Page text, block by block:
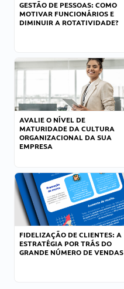
GESTÃO DE PESSOAS: COMO
MOTIVAR FUNCIONÁRIOS E
DIMINUIR A ROTATIVIDADE?
AVALIE O NÍVEL DE
MATURIDADE DA CULTURA
ORGANIZACIONAL DA SUA
EMPRESA
FIDELIZAÇÃO DE CLIENTES: A
ESTRATÉGIA POR TRÁS DO
GRANDE NÚMERO DE VENDAS